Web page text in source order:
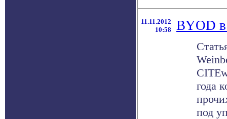
11.11.2012
10:58
BYOD
года
под